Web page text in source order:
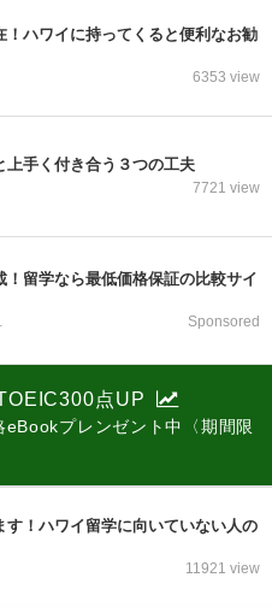
！ハワイに持ってくると便利なお勧
6353 view
上手く付き合う３つの工夫
7721 view
！留学なら最低価格保証の比較サイ
ア] Sponsored
点UP
eBookプレンゼント中〈期間限
す！ハワイ留学に向いていない人の
11921 view